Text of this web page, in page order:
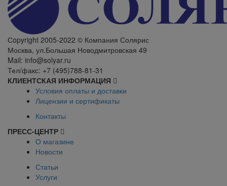
Сopyright 2005-2022 © Компания Солярис
Москва, ул.Большая Новодмитровская 49
Mail: info@solyar.ru
Тел/факс: +7 (495)788-81-31
КЛИЕНТСКАЯ ИНФОРМАЦИЯ
Условия оплаты и доставки
Лицензии и сертификаты
Контакты
ПРЕСС-ЦЕНТР
О магазине
Новости
Статьи
Услуги